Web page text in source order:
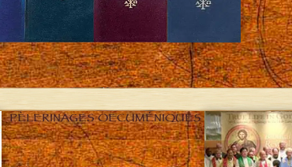
PÈLERINAGES OECUMÉNIQUES